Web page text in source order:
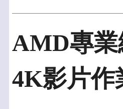
AMD專業
4K影片作